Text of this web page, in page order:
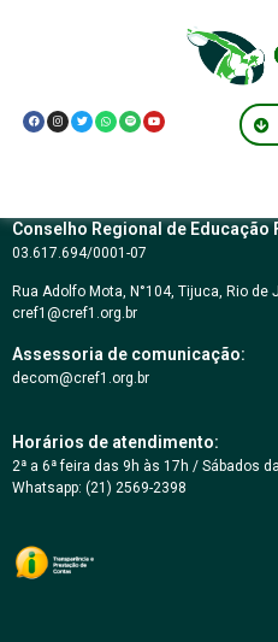
Resolução
131
Conselho Regional de Educação
03.617.694/0001-07
Rua Adolfo Mota, N°104, Tijuca, Rio
cref1@cref1.org.br
Assessoria de comunicação:
decom@cref1.org.br
Horários de atendimento:
2ª a 6ª feira das 9h às 17h / Sábados
Whatsapp: (21) 2569-2398